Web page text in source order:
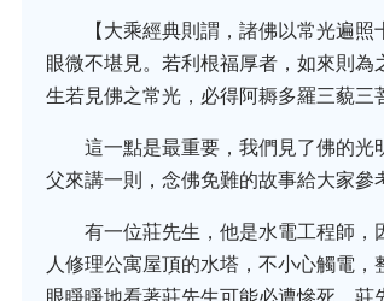
【大乘經典則謂，諸佛以常光遍
眼微不堪見。若利根福厚者，如來則
生若見佛之常光，必得阿耨多羅三藐三
這一點是最重要，我們見了佛的
父來講一則，念佛免難的故事給大家
有一位莊先生，他是水電工程師
人修理公寓屋頂的水塔，不小心觸電
眼睜睜地看著莊先生可能必遭慘死。